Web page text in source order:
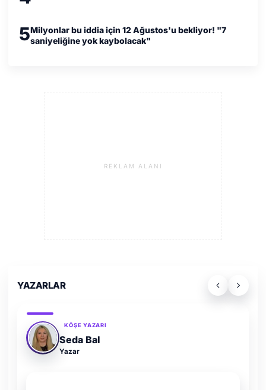
5Milyonlar bu iddia için 12 Ağustos'u bekliyor! "7
saniyeliğine yok kaybolacak"
REKLAM ALANI
YAZARLAR
KÖŞE YAZARI
Seda Bal
Yazar